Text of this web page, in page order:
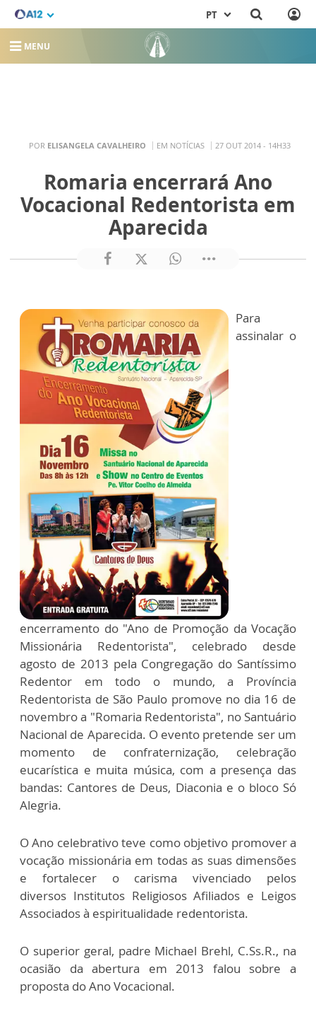
PT
MENU
POR ELISANGELA CAVALHEIRO EM NOTÍCIAS 27 OUT 2014 - 14H33
Romaria encerrará Ano
Vocacional Redentorista em
Aparecida
Para
assinalar o
encerramento do "Ano de Promoção da Vocação
Missionária Redentorista", celebrado desde
agosto de 2013 pela Congregação do Santíssimo
Redentor em todo o mundo, a Província
Redentorista de São Paulo promove no dia 16 de
novembro a "Romaria Redentorista", no Santuário
Nacional de Aparecida. O evento pretende ser um
momento de confraternização, celebração
eucarística e muita música, com a presença das
bandas: Cantores de Deus, Diaconia e o bloco Só
Alegria.
O Ano celebrativo teve como objetivo promover a
vocação missionária em todas as suas dimensões
e fortalecer o carisma vivenciado pelos
diversos Institutos Religiosos Afiliados e Leigos
Associados à espiritualidade redentorista.
O superior geral, padre Michael Brehl, C.Ss.R., na
ocasião da abertura em 2013 falou sobre a
proposta do Ano Vocacional.